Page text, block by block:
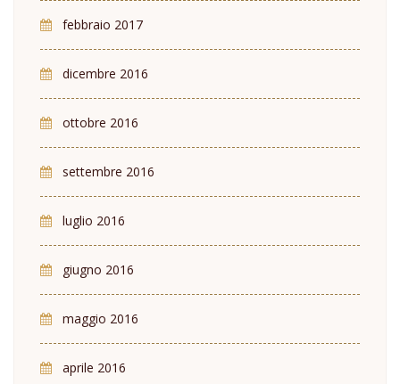
febbraio 2017
dicembre 2016
ottobre 2016
settembre 2016
luglio 2016
giugno 2016
maggio 2016
aprile 2016